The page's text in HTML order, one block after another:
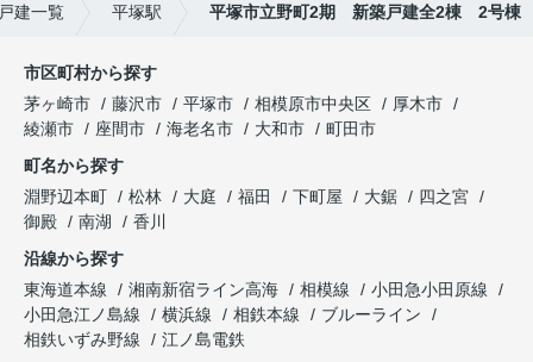
建一覧 平塚駅 平塚市立野町2期 新築戸建全2棟 2号棟
市区町村から探す
茅ヶ崎市
藤沢市 平塚市 相模原市中央区
厚木市
綾瀬市
座間市 海老名市 大和市
町田市
町名から探す
淵野辺本町
松林 大庭 福田 下町屋 大鋸
四之宮
御殿
南湖
香川
沿線から探す
東海道本線
湘南新宿ライン高海 相模線
小田急小田原線
小田急江ノ島線
横浜線 相鉄本線
ブルーライン
相鉄いずみ野線
江ノ島電鉄